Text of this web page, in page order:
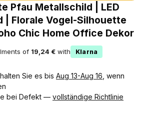
Pfau Metallschild | LED
| Florale Vogel-Silhouette
Chic Home Office Dekor
of 19,24 € with
Klarna
Sie es bis Aug 13-Aug 16 , wenn
bei Defekt — vollständige Richtlinie